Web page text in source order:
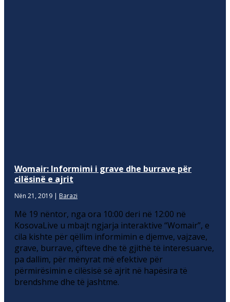
Womair: Informimi i grave dhe burrave për
cilësinë e ajrit
Nën 21, 2019 | Barazi
Më 19 nëntor, nga ora 10:00 deri në 12:00 në
KosovaLive u mbajt ngjarja interaktive “Womair”, e
cila kishte për qëllim informimin e djemve, vajzave,
grave, burrave, çifteve dhe të gjithë të interesuarve,
pa dallim, për mënyrat më efektive për
përmirësimin e cilësisë së ajrit në hapësira të
brendshme dhe të jashtme.